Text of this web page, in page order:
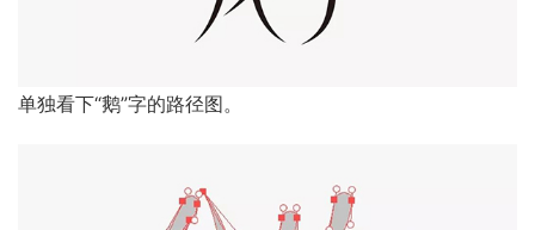
单独看下“鹅”字的路径图。